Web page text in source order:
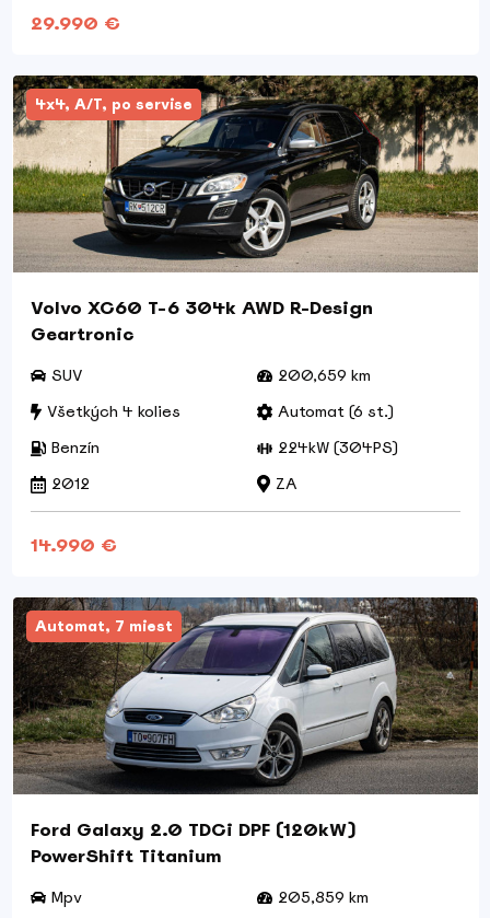
29.990 €
4x4, A/T, po servise
Volvo XC60 T-6 304k AWD R-Design
Geartronic
SUV
200,659 km
Všetkých 4 kolies
Automat (6 st.)
Benzín
224kW (304PS)
2012
ZA
14.990 €
Automat, 7 miest
Ford Galaxy 2.0 TDCi DPF (120kW)
PowerShift Titanium
Mpv
205,859 km